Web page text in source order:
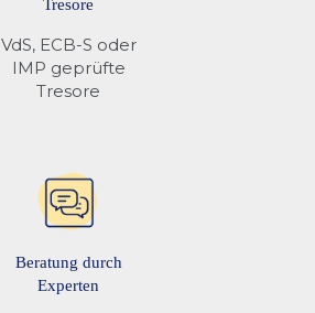
Tresore
VdS, ECB-S oder
IMP geprüfte
Tresore
Beratung durch
Experten